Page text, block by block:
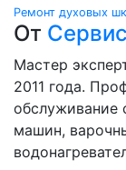
по
Ремонт духовых
От
Мастер
2011 года.
обслуживание
машин,